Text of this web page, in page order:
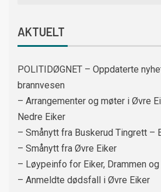
AKTUELT
POLITIDØGNET – Oppdaterte
brannvesen
– Arrangementer og møter i Øvre
Nedre Eiker
– Smånytt fra Buskerud Tingrett –
– Smånytt fra Øvre Eiker
– Løypeinfo for Eiker, Drammen
– Anmeldte dødsfall i Øvre Eiker